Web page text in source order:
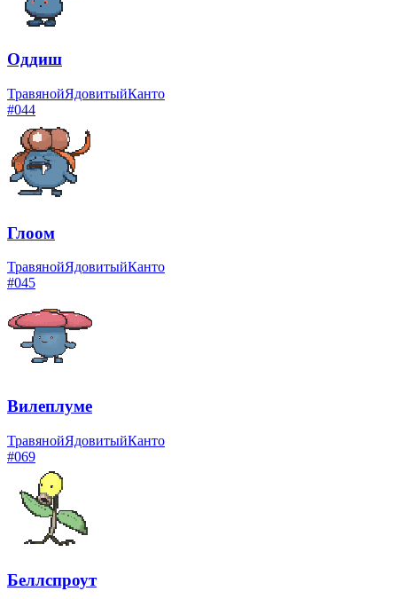
Оддиш
ТравянойЯдовитыйКанто
#044
Глоом
ТравянойЯдовитыйКанто
#045
Вилеплуме
ТравянойЯдовитыйКанто
#069
Беллспроут